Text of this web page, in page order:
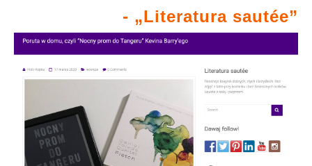
- „Literatura sautée”